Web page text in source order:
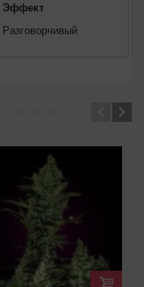
Эффект
Разговорчивый